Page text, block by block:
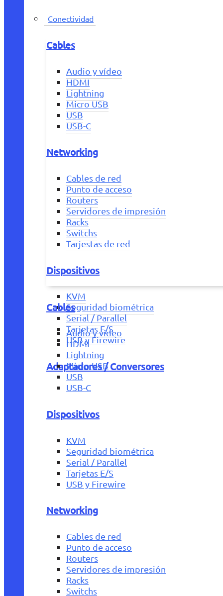
Conectividad
Cables
Audio y vídeo
HDMI
Lightning
Micro USB
USB
USB-C
Networking
Cables de red
Punto de acceso
Routers
Servidores de impresión
Racks
Switchs
Tarjestas de red
Dispositivos
KVM
Seguridad biométrica
Serial / Parallel
Tarjetas E/S
USB y Firewire
Adaptadores / Conversores
Cables
Audio y vídeo
HDMI
Lightning
Micro USB
USB
USB-C
Dispositivos
KVM
Seguridad biométrica
Serial / Parallel
Tarjetas E/S
USB y Firewire
Networking
Cables de red
Punto de acceso
Routers
Servidores de impresión
Racks
Switchs